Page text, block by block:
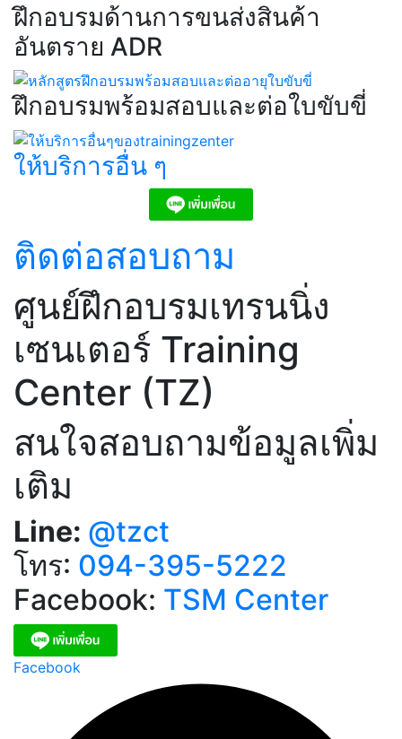
ฝึกอบรมด้านการขนส่งสินค้า
อันตราย ADR​
ฝึกอบรมพร้อมสอบและต่อใบขับขี่​
ให้บริการอื่น ๆ​
ติดต่อสอบถาม
ศูนย์ฝึกอบรมเทรนนิ่ง
เซนเตอร์ Training
Center (TZ)
สนใจสอบถามข้อมูลเพิ่ม
เติม
Line: @tzct
โทร: 094-395-5222
Facebook: TSM Center
Facebook